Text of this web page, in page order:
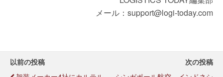
メール：support@logi-today.com
以前の投稿 次の投稿